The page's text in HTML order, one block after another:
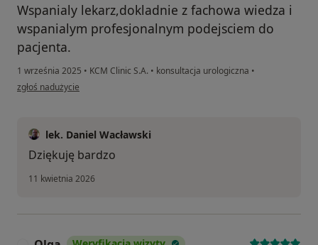
Wspanialy lekarz,dokladnie z fachowa wiedza i
wspanialym profesjonalnym podejsciem do
pacjenta.
1 września 2025 • KCM Clinic S.A. • konsultacja urologiczna •
w opinii użytkownika mariola
zgłoś nadużycie
lek. Daniel Wacławski
Dziękuję bardzo
11 kwietnia 2026